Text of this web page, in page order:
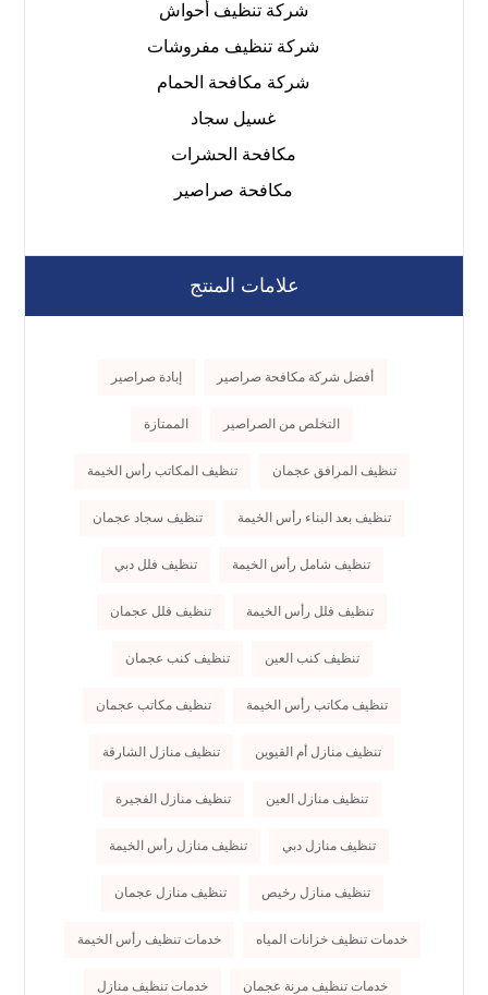
شركة تنظيف أحواش
شركة تنظيف مفروشات
شركة مكافحة الحمام
غسيل سجاد
مكافحة الحشرات
مكافحة صراصير
علامات المنتج
أفضل شركة مكافحة صراصير إبادة صراصير
التخلص من الصراصير الممتازة
تنظيف المرافق عجمان تنظيف المكاتب رأس الخيمة
تنظيف بعد البناء رأس الخيمة تنظيف سجاد عجمان
تنظيف شامل رأس الخيمة تنظيف فلل دبي
تنظيف فلل رأس الخيمة تنظيف فلل عجمان
تنظيف كنب العين تنظيف كنب عجمان
تنظيف مكاتب رأس الخيمة تنظيف مكاتب عجمان
تنظيف منازل أم القيوين تنظيف منازل الشارقة
تنظيف منازل العين تنظيف منازل الفجيرة
تنظيف منازل دبي تنظيف منازل رأس الخيمة
تنظيف منازل رخيص تنظيف منازل عجمان
خدمات تنظيف خزانات المياه خدمات تنظيف رأس الخيمة
خدمات تنظيف مرنة عجمان خدمات تنظيف منازل